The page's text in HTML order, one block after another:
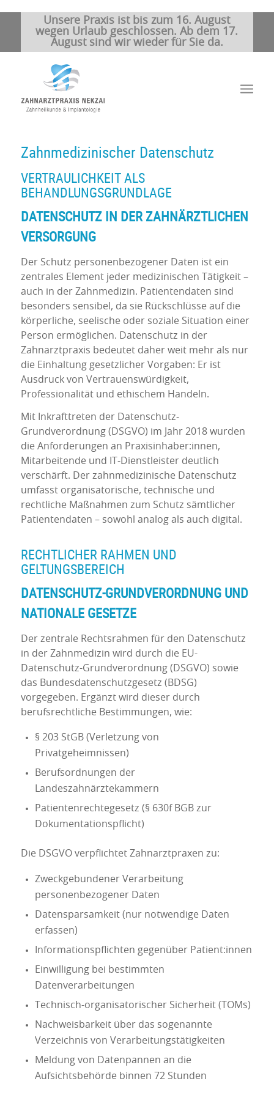
Unsere Praxis ist bis zum 16. August
wegen Urlaub geschlossen. Ab dem 17.
August sind wir wieder für Sie da.
Zahnmedizinischer Datenschutz
VERTRAULICHKEIT ALS
BEHANDLUNGSGRUNDLAGE
DATENSCHUTZ IN DER ZAHNÄRZTLICHEN
VERSORGUNG
Der Schutz personenbezogener Daten ist ein
zentrales Element jeder medizinischen Tätigkeit –
auch in der Zahnmedizin. Patientendaten sind
besonders sensibel, da sie Rückschlüsse auf die
körperliche, seelische oder soziale Situation einer
Person ermöglichen. Datenschutz in der
Zahnarztpraxis bedeutet daher weit mehr als nur
die Einhaltung gesetzlicher Vorgaben: Er ist
Ausdruck von Vertrauenswürdigkeit,
Professionalität und ethischem Handeln.
Mit Inkrafttreten der Datenschutz-
Grundverordnung (DSGVO) im Jahr 2018 wurden
die Anforderungen an Praxisinhaber:innen,
Mitarbeitende und IT-Dienstleister deutlich
verschärft. Der zahnmedizinische Datenschutz
umfasst organisatorische, technische und
rechtliche Maßnahmen zum Schutz sämtlicher
Patientendaten – sowohl analog als auch digital.
RECHTLICHER RAHMEN UND
GELTUNGSBEREICH
DATENSCHUTZ-GRUNDVERORDNUNG UND
NATIONALE GESETZE
Der zentrale Rechtsrahmen für den Datenschutz
in der Zahnmedizin wird durch die EU-
Datenschutz-Grundverordnung (DSGVO) sowie
das Bundesdatenschutzgesetz (BDSG)
vorgegeben. Ergänzt wird dieser durch
berufsrechtliche Bestimmungen, wie:
§ 203 StGB (Verletzung von
Privatgeheimnissen)
Berufsordnungen der
Landeszahnärztekammern
Patientenrechtegesetz (§ 630f BGB zur
Dokumentationspflicht)
Die DSGVO verpflichtet Zahnarztpraxen zu:
Zweckgebundener Verarbeitung
personenbezogener Daten
Datensparsamkeit (nur notwendige Daten
erfassen)
Informationspflichten gegenüber Patient:innen
Einwilligung bei bestimmten
Datenverarbeitungen
Technisch-organisatorischer Sicherheit (TOMs)
Nachweisbarkeit über das sogenannte
Verzeichnis von Verarbeitungstätigkeiten
Meldung von Datenpannen an die
Aufsichtsbehörde binnen 72 Stunden